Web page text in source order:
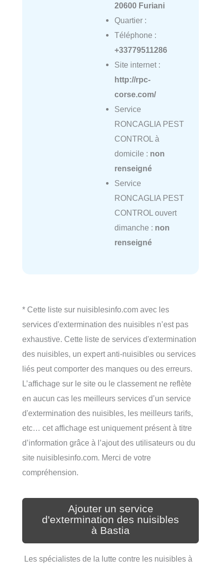
20600 Furiani
Quartier :
Téléphone :
+33779511286
Site internet :
http://rpc-
corse.com/
Service
RONCAGLIA PEST
CONTROL à
domicile : non
renseigné
Service
RONCAGLIA PEST
CONTROL ouvert
dimanche : non
renseigné
* Cette liste sur nuisiblesinfo.com avec les
services d'extermination des nuisibles n’est pas
exhaustive. Cette liste de services d'extermination
des nuisibles, un expert anti-nuisibles ou services
liés peut comporter des manques ou des erreurs.
L’affichage sur le site ou le classement ne reflète
en aucun cas les meilleurs services d’un service
d'extermination des nuisibles, les meilleurs tarifs,
etc… cet affichage est uniquement présent à titre
d’information grâce à l’ajout des utilisateurs ou du
site nuisiblesinfo.com. Merci de votre
compréhension.
Ajouter un service
d'extermination des nuisibles
à Bastia
Les spécialistes de la lutte contre les nuisibles à